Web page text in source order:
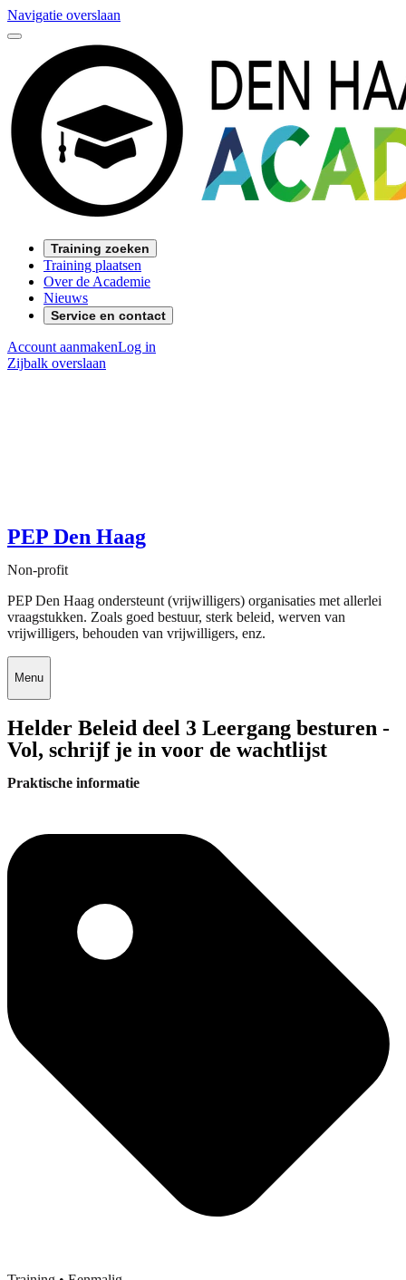
Navigatie overslaan
Training zoeken
Training plaatsen
Over de Academie
Nieuws
Service en contact
Account aanmakenLog in
Zijbalk overslaan
PEP Den Haag
Non-profit
PEP Den Haag ondersteunt (vrijwilligers) organisaties met allerlei
vraagstukken. Zoals goed bestuur, sterk beleid, werven van
vrijwilligers, behouden van vrijwilligers, enz.
Menu
Helder Beleid deel 3 Leergang besturen -
Vol, schrijf je in voor de wachtlijst
Praktische informatie